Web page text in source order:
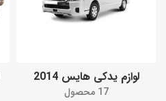
لوازم یدکی هایس 2014
17 محصول